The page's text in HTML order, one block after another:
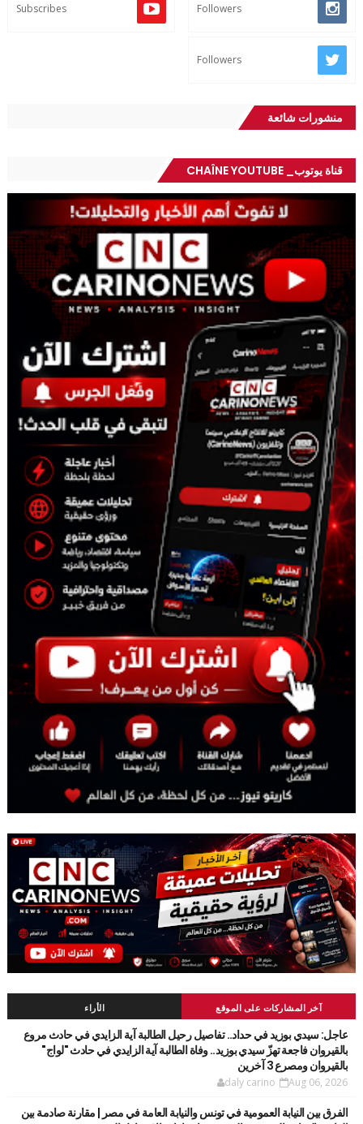
Followers
Subscribes
Followers
منشورات شائعة
قناة يوتوب_ CHAÎNE YOUTUBE
آخر المشاركات على الموقع الأراء
عاجل: سيدي بوزيد في حداد.. تفاصيل رحيل الطالبة آية الزايدي في حادث مروع
بالقيروان فاجعة تهزّ سيدي بوزيد.. وفاة الطالبة آية الزايدي في حادث "لواج"
بالقيروان ومصرع 3 آخرين
daly carino Aug 06, 2026
الفرق بين النيابة العمومية في تونس والنيابة العامة في مصر | مقارنة صادمة بين